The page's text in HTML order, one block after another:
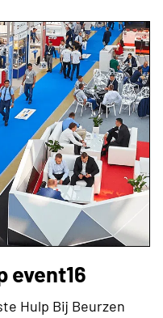
event16
Hulp Bij Beurzen